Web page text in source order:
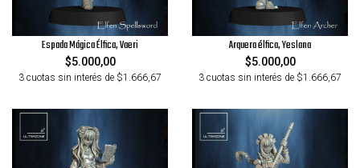
Espada Mágica Élfica, Vaeri
$5.000,00
3 cuotas sin interés de $1.666,67
Arquera élfica, Yeslana
$5.000,00
3 cuotas sin interés de $1.666,67